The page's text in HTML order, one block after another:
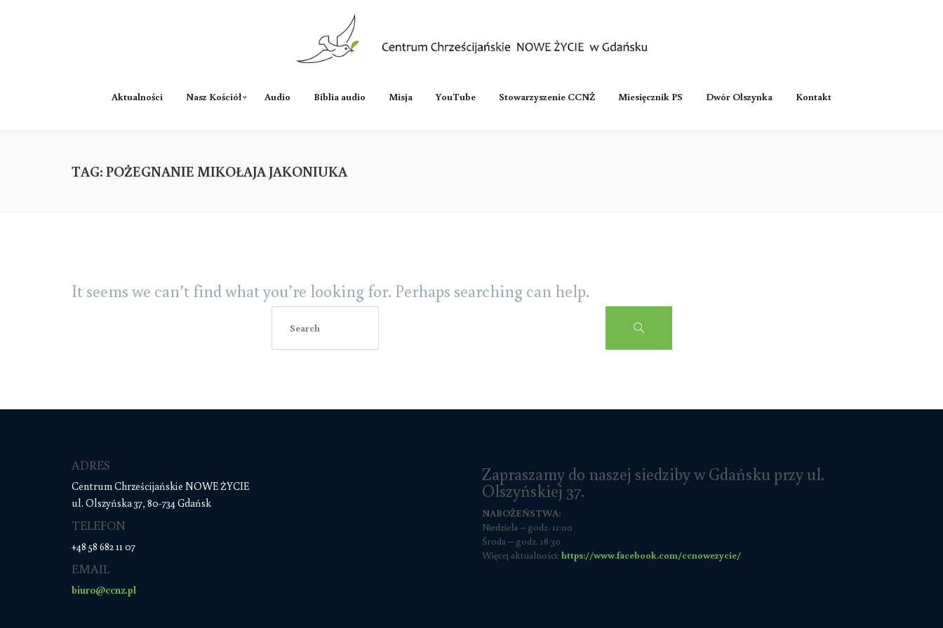
Aktualności Nasz Kościół Audio Biblia audio Misja YouTube Stowarzyszenie CCNŻ Miesięcznik PS Dwór Olszynka Kontakt
TAG:POŻEGNANIE MIKOŁAJA JAKONIUKA
It seems we can’t find what you’re looking for. Perhaps searching can help.
ADRES
Centrum Chrześcijańskie NOWE ŻYCIE
ul. Olszyńska 37, 80-734 Gdańsk
TELEFON
+48 58 682 11 07
EMAIL
biuro@ccnz.pl
Zapraszamy do naszej siedziby w Gdańsku przy ul.
Olszyńskiej 37.
NABOŻEŃSTWA:
Niedziela – godz. 11:00
Środa – godz. 18:30
Więcej aktualności: https://www.facebook.com/ccnowezycie/